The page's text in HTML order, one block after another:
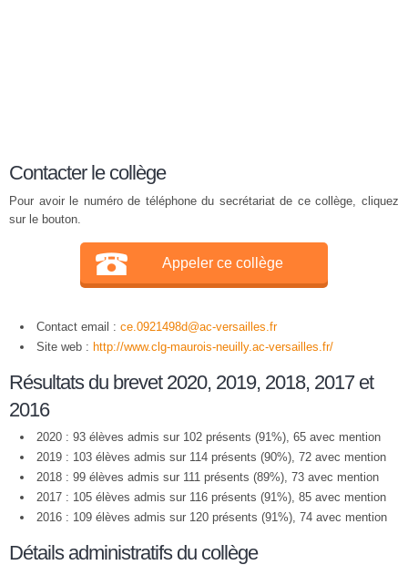
Contacter le collège
Pour avoir le numéro de téléphone du secrétariat de ce collège, cliquez
sur le bouton.
Appeler ce collège
Contact email : ce.0921498d@ac-versailles.fr
Site web : http://www.clg-maurois-neuilly.ac-versailles.fr/
Résultats du brevet 2020, 2019, 2018, 2017 et
2016
2020 : 93 élèves admis sur 102 présents (91%), 65 avec mention
2019 : 103 élèves admis sur 114 présents (90%), 72 avec mention
2018 : 99 élèves admis sur 111 présents (89%), 73 avec mention
2017 : 105 élèves admis sur 116 présents (91%), 85 avec mention
2016 : 109 élèves admis sur 120 présents (91%), 74 avec mention
Détails administratifs du collège